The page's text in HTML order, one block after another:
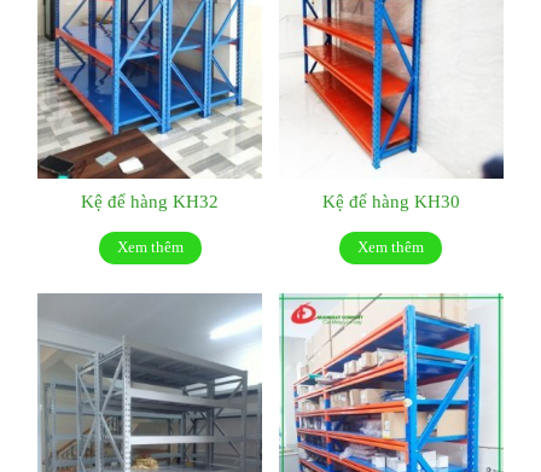
Kệ để hàng KH32
Xem thêm
Kệ để hàng KH30
Xem thêm